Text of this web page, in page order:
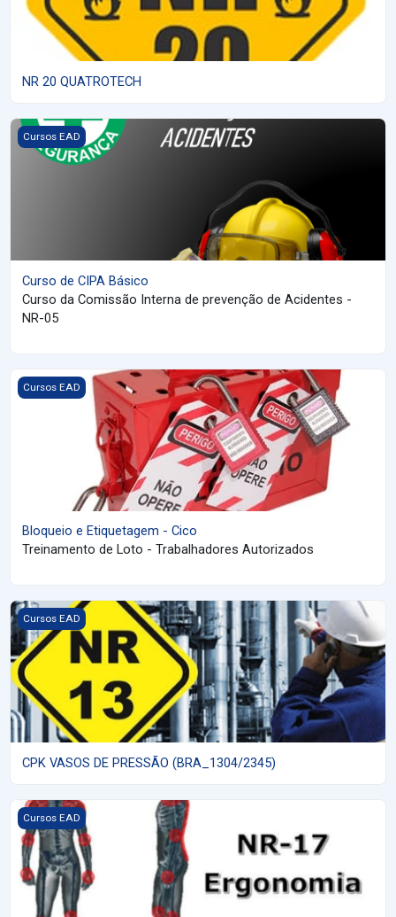
NR 20 QUATROTECH
Imagem do curso Curso de CIPA Básico
Cursos EAD
Curso de CIPA Básico
Curso da Comissão Interna de prevenção de Acidentes -
NR-05
Imagem do curso Bloqueio e Etiquetagem - Cico
Cursos EAD
Bloqueio e Etiquetagem - Cico
Treinamento de Loto - Trabalhadores Autorizados
Imagem do curso CPK VASOS DE PRESSÃO (BRA_1304/2345)
Cursos EAD
CPK VASOS DE PRESSÃO (BRA_1304/2345)
Imagem do curso CPK Ergonomia NR17 (BRA_1314)
Cursos EAD